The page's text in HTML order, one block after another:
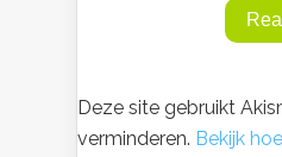
Deze site gebruikt
verminderen. Bekijk